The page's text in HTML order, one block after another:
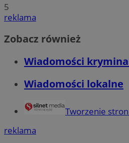
5
reklama
Zobacz również
Wiadomości
Wiadomości lokalne
Tworzenie
reklama